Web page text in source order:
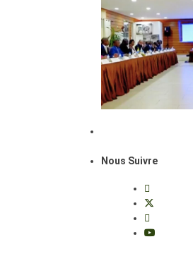
Nous Suivre